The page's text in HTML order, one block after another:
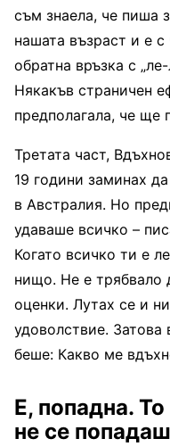
съм знаела, че пиша
нашата възраст и е
обратна връзка с
Някакъв страничен
предполагала, че ще
Третата част,
19 години заминах
в Австралия. Но
удаваше всичко –
Когато всичко ти е
нищо. Не е трябвало
оценки. Лутах се и
удоволствие. Затова
беше: Какво ме
Е, попадна.
не се